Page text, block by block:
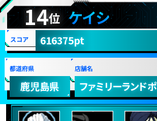
14位 ケイシ
スコア 616375pt
都道府県
鹿児島県
店舗名
ファミリーランド